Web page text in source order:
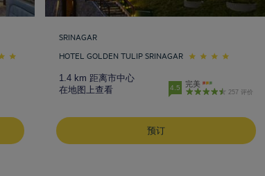
SRINAGAR
HOTEL GOLDEN TULIP SRINAGAR
1.4 km 距离市中心
在地图上查看
4.5 完美
257 评价
预订